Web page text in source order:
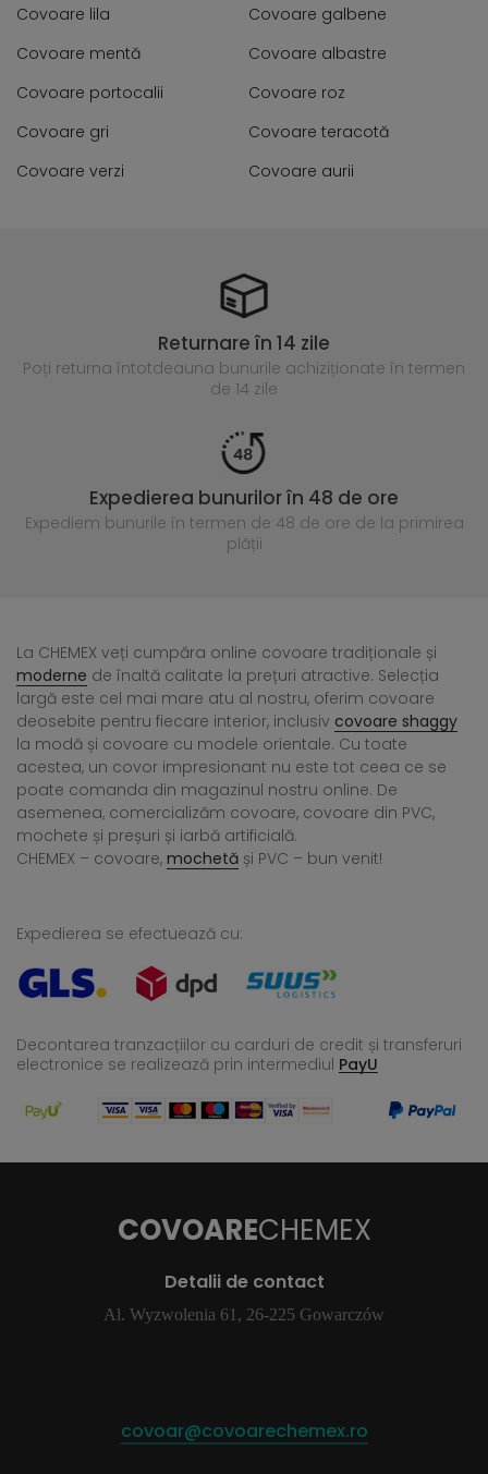
Covoare lila
Covoare galbene
Covoare mentă
Covoare albastre
Covoare portocalii
Covoare roz
Covoare gri
Covoare teracotă
Covoare verzi
Covoare aurii
Returnare în 14 zile
Poți returna întotdeauna bunurile achiziționate în termen
de 14 zile
Expedierea bunurilor în 48 de ore
Expediem bunurile în termen de 48 de ore de la primirea
plății
La CHEMEX veți cumpăra online covoare tradiționale și
moderne de înaltă calitate la prețuri atractive. Selecția
largă este cel mai mare atu al nostru, oferim covoare
deosebite pentru fiecare interior, inclusiv covoare shaggy
la modă și covoare cu modele orientale. Cu toate
acestea, un covor impresionant nu este tot ceea ce se
poate comanda din magazinul nostru online. De
asemenea, comercializăm covoare, covoare din PVC,
mochete și preșuri și iarbă artificială.
CHEMEX – covoare, mochetă și PVC – bun venit!
Expedierea se efectuează cu:
Decontarea tranzacțiilor cu carduri de credit și transferuri
electronice se realizează prin intermediul PayU
COVOARECHEMEX
Detalii de contact
Al. Wyzwolenia 61, 26-225 Gowarczów
covoar@covoarechemex.ro